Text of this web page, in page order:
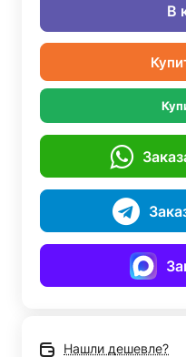
В
Нашли дешевле?